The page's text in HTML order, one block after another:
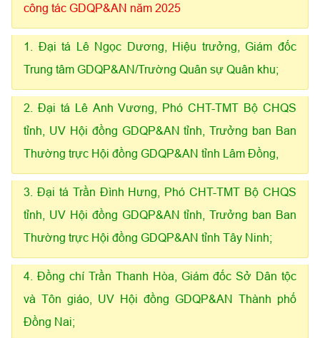
công tác GDQP&AN năm 2025
1. Đại tá Lê Ngọc Dương, Hiệu trưởng, Giám đốc
Trung tâm GDQP&AN/Trường Quân sự Quân khu;
2. Đại tá Lê Anh Vương, Phó CHT-TMT Bộ CHQS
tỉnh, UV Hội đồng GDQP&AN tỉnh, Trưởng ban Ban
Thường trực Hội đồng GDQP&AN tỉnh Lâm Đồng,
3. Đại tá Trần Đình Hưng, Phó CHT-TMT Bộ CHQS
tỉnh, UV Hội đồng GDQP&AN tỉnh, Trưởng ban Ban
Thường trực Hội đồng GDQP&AN tỉnh Tây Ninh;
4. Đồng chí Trần Thanh Hòa, Giám đốc Sở Dân tộc
và Tôn giáo, UV Hội đồng GDQP&AN Thành phố
Đồng Nai;